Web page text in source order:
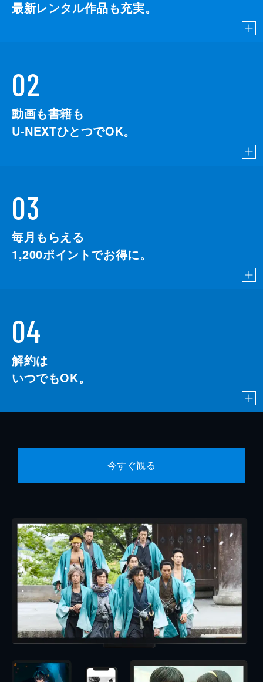
最新レンタル作品も充実。
02
動画も書籍も
U-NEXTひとつでOK。
03
毎月もらえる
1,200ポイントでお得に。
04
解約は
いつでもOK。
今すぐ観る